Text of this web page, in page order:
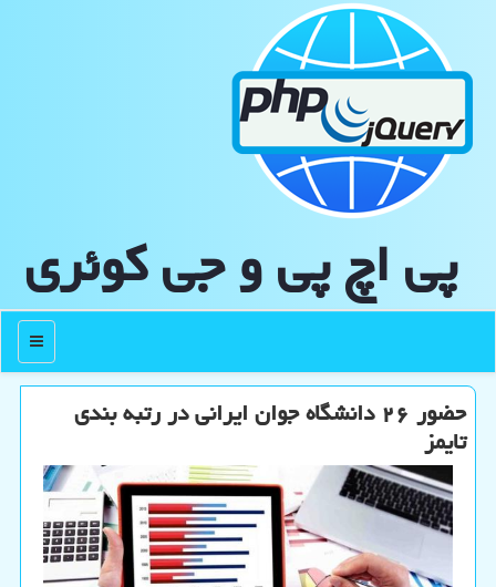
پی اچ پی و جی كوئری
منو
حضور ۲۶ دانشگاه جوان ایرانی در رتبه بندی
تایمز